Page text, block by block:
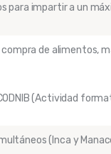
impartir a un
de alimentos,
(Actividad
(Inca y